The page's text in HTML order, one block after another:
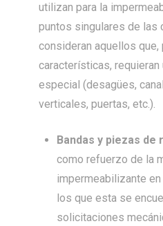
utilizan para la
puntos singulares de las
consideran aquellos que,
características, requieran
especial (desagües,
verticales, puertas, etc.).
Bandas y piezas de
como refuerzo de la
impermeabilizante
los que esta se
solicitaciones